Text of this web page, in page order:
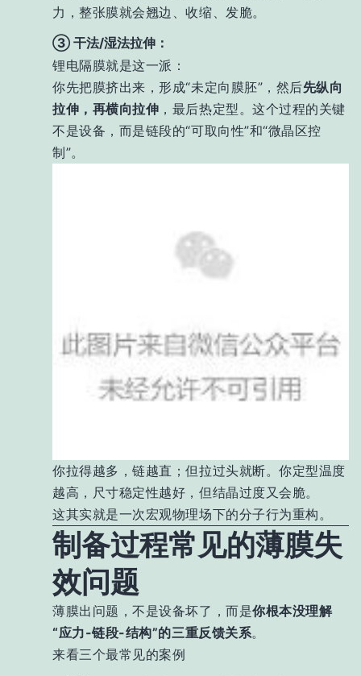
力，整张膜就会翘边、收缩、发脆。
③ 干法/湿法拉伸：
锂电隔膜就是这一派：
你先把膜挤出来，形成“未定向膜胚”，然后先纵向
拉伸，再横向拉伸 ，最后热定型。这个过程的关键
不是设备，而是链段的“可取向性”和“微晶区控
制”。
你拉得越多，链越直；但拉过头就断。你定型温度
越高，尺寸稳定性越好，但结晶过度又会脆。
这其实就是一次宏观物理场下的分子行为重构。
制备过程常见的薄膜失
效问题
薄膜出问题，不是设备坏了，而是你根本没理解
“应力-链段-结构”的三重反馈关系。
来看三个最常见的案例